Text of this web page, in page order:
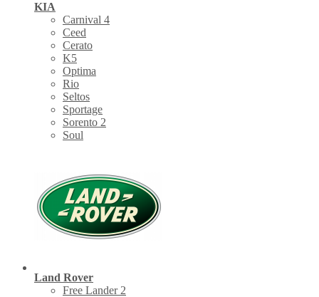
KIA
Carnival 4
Ceed
Cerato
K5
Optima
Rio
Seltos
Sportage
Sorento 2
Soul
Land Rover
Free Lander 2